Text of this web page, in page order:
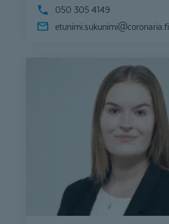
050 305 4149
etunimi.sukunimi@coronaria.fi